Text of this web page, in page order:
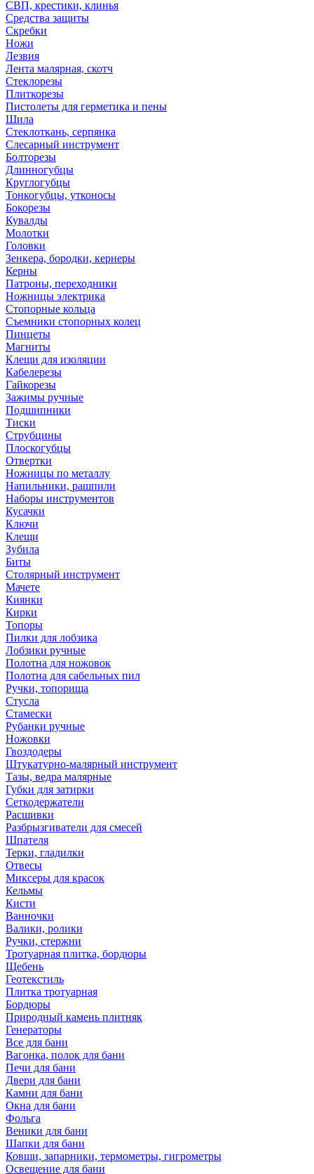
СВП, крестики, клинья
Средства защиты
Скребки
Ножи
Лезвия
Лента малярная, скотч
Стеклорезы
Плиткорезы
Пистолеты для герметика и пены
Шила
Стеклоткань, серпянка
Слесарный инструмент
Болторезы
Длинногубцы
Круглогубцы
Тонкогубцы, утконосы
Бокорезы
Кувалды
Молотки
Головки
Зенкера, бородки, кернеры
Керны
Патроны, переходники
Ножницы электрика
Стопорные кольца
Съемники стопорных колец
Пинцеты
Магниты
Клещи для изоляции
Кабелерезы
Гайкорезы
Зажимы ручные
Подшипники
Тиски
Струбцины
Плоскогубцы
Отвертки
Ножницы по металлу
Напильники, рашпили
Наборы инструментов
Кусачки
Ключи
Клещи
Зубила
Биты
Столярный инструмент
Мачете
Киянки
Кирки
Топоры
Пилки для лобзика
Лобзики ручные
Полотна для ножовок
Полотна для сабельных пил
Ручки, топорища
Стусла
Стамески
Рубанки ручные
Ножовки
Гвоздодеры
Штукатурно-малярный инструмент
Тазы, ведра малярные
Губки для затирки
Сеткодержатели
Расшивки
Разбрызгиватели для смесей
Шпателя
Терки, гладилки
Отвесы
Миксеры для красок
Кельмы
Кисти
Ванночки
Валики, ролики
Ручки, стержни
Тротуарная плитка, бордюры
Щебень
Геотекстиль
Плитка тротуарная
Бордюры
Природный камень плитняк
Генераторы
Все для бани
Вагонка, полок для бани
Печи для бани
Двери для бани
Камни для бани
Окна для бани
Фольга
Веники для бани
Шапки для бани
Ковши, запарники, термометры, гигрометры
Освещение для бани